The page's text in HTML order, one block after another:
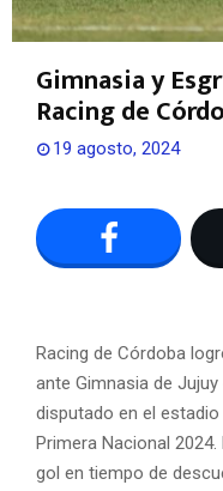
Gimnasia y
Racing de
19 agosto, 2024
Racing de Córdoba
ante Gimnasia de
disputado en el
Primera Nacional
gol en tiempo de